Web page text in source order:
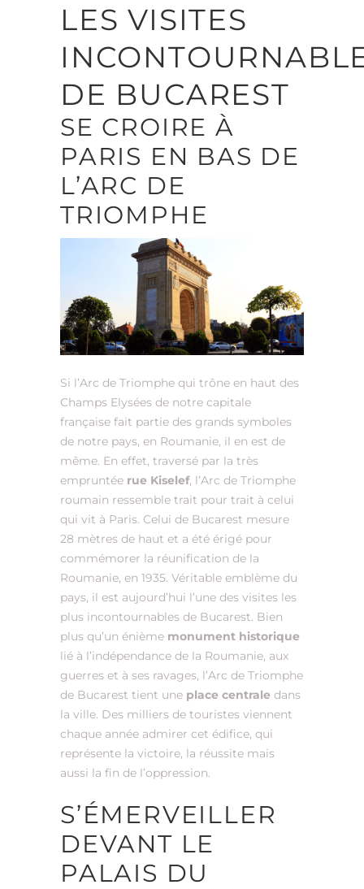
LES VISITES
DE BUCAREST
SE CROIRE À
PARIS EN BAS DE
L’ARC DE
TRIOMPHE
Si l’Arc de Triomphe qui trône en haut des
Champs Elysées de notre capitale
française fait partie des grands symboles
de notre pays, en Roumanie, il en est de
même. En effet, traversé par la très
empruntée rue Kiselef, l’Arc de Triomphe
roumain ressemble trait pour trait à celui
qui vit à Paris. Celui de Bucarest mesure
28 mètres de haut et a été érigé pour
commémorer la réunification de la
Roumanie, en 1935. Véritable emblème du
pays, il est aujourd’hui l’une des visites les
plus incontournables de Bucarest. Bien
plus qu’un énième monument historique
lié à l’indépendance de la Roumanie, aux
guerres et à ses ravages, l’Arc de Triomphe
de Bucarest tient une place centrale dans
la ville. Des milliers de touristes viennent
chaque année admirer cet édifice, qui
représente la victoire, la réussite mais
aussi la fin de l’oppression.
S’ÉMERVEILLER
DEVANT LE
PALAIS DU